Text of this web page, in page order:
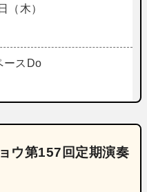
（木）
ースDo
ウ第157回定期演奏